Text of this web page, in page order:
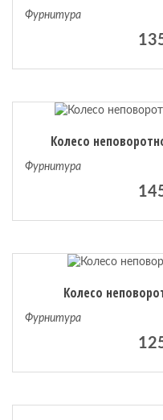
Фурнитура
Колесо
Фурнитура
Колесо
Фурнитура